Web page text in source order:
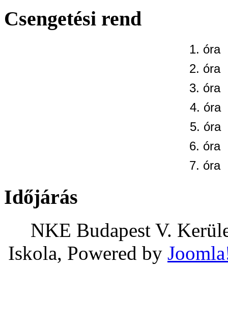
Csengetési rend
1. óra
2. óra
3. óra
4. óra
5.
6. óra
7. óra
Időjárás
NKE Budapest V.
Iskola, Powered by